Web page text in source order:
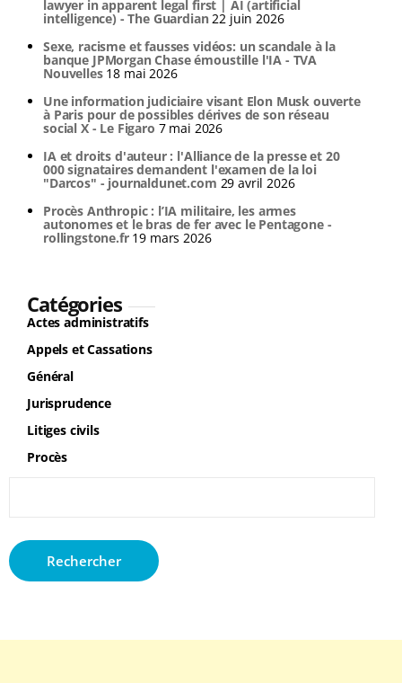
lawyer in apparent legal first | AI (artificial
intelligence) - The Guardian 22 juin 2026
Sexe, racisme et fausses vidéos: un scandale à la
banque JPMorgan Chase émoustille l'IA - TVA
Nouvelles 18 mai 2026
Une information judiciaire visant Elon Musk ouverte
à Paris pour de possibles dérives de son réseau
social X - Le Figaro 7 mai 2026
IA et droits d'auteur : l'Alliance de la presse et 20
000 signataires demandent l'examen de la loi
"Darcos" - journaldunet.com 29 avril 2026
Procès Anthropic : l’IA militaire, les armes
autonomes et le bras de fer avec le Pentagone -
rollingstone.fr 19 mars 2026
Catégories
Actes administratifs
Appels et Cassations
Général
Jurisprudence
Litiges civils
Procès